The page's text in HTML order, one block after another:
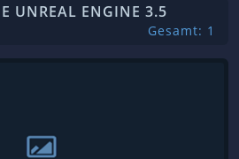
UNREAL ENGINE 3.5
Gesamt: 1